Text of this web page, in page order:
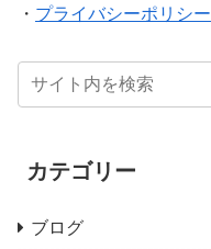
・ プライバシーポリシー
カテゴリー
ブログ